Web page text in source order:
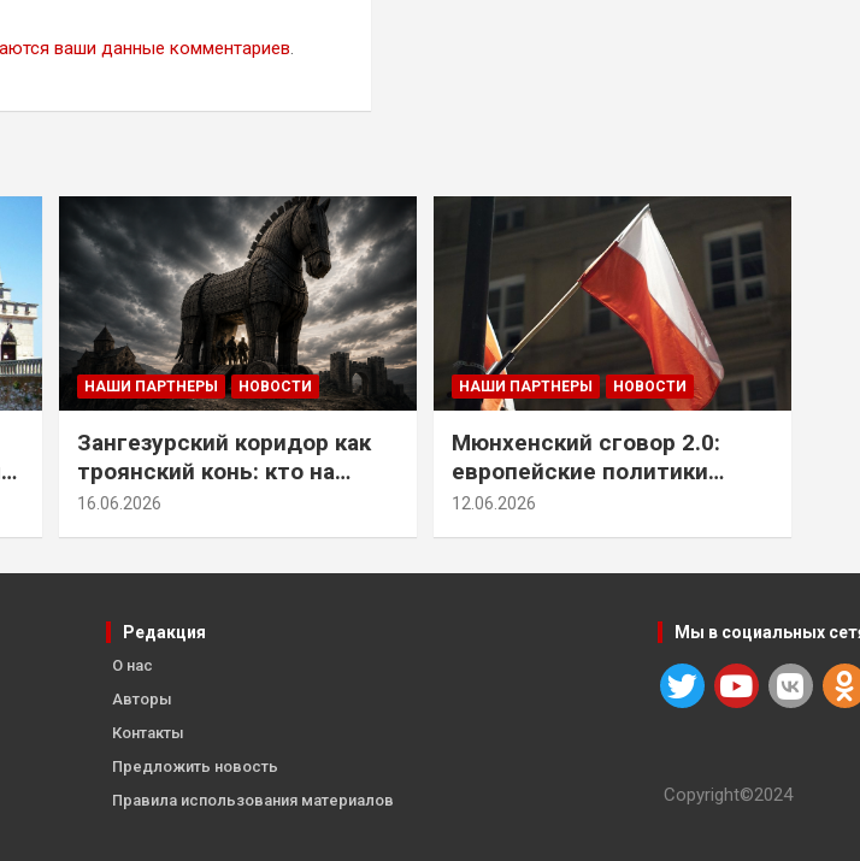
ваши данные комментариев.
НАШИ ПАРТНЕРЫ НОВОСТИ
Зангезурский коридор как
троянский конь: кто на
самом деле осваивает юг
16.06.2026
НАШИ ПАРТНЕРЫ НОВОСТИ
Мюнхенский сговор 2.0:
европейские политики
снова растят монстра у
12.06.2026
Редакция
О нас
Авторы
Контакты
Предложить новость
Правила использования материалов
Мы в социальных
Copyright©2024